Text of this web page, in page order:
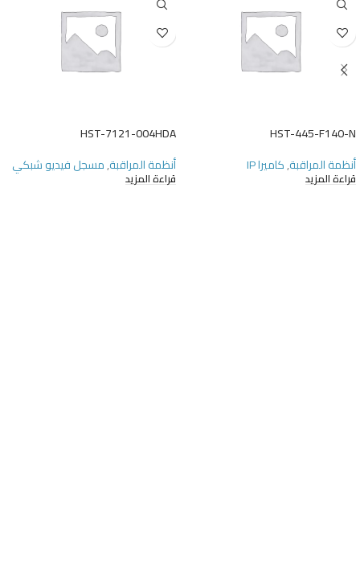
HST-445-F140-N
أنظمة المراقبة,كاميرا IP
قراءة المزيد
HST-7121-004HDA
أنظمة المراقبة,مسجل فيديو شبكي
قراءة المزيد